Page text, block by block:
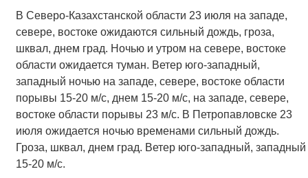
В Северо-Казахстанской области 23 июля на западе,
севере, востоке ожидаются сильный дождь, гроза,
шквал, днем град. Ночью и утром на севере, востоке
области ожидается туман. Ветер юго-западный,
западный ночью на западе, севере, востоке области
порывы 15-20 м/с, днем 15-20 м/с, на западе, севере,
востоке области порывы 23 м/с. В Петропавловске 23
июля ожидается ночью временами сильный дождь.
Гроза, шквал, днем град. Ветер юго-западный, западный
15-20 м/с.